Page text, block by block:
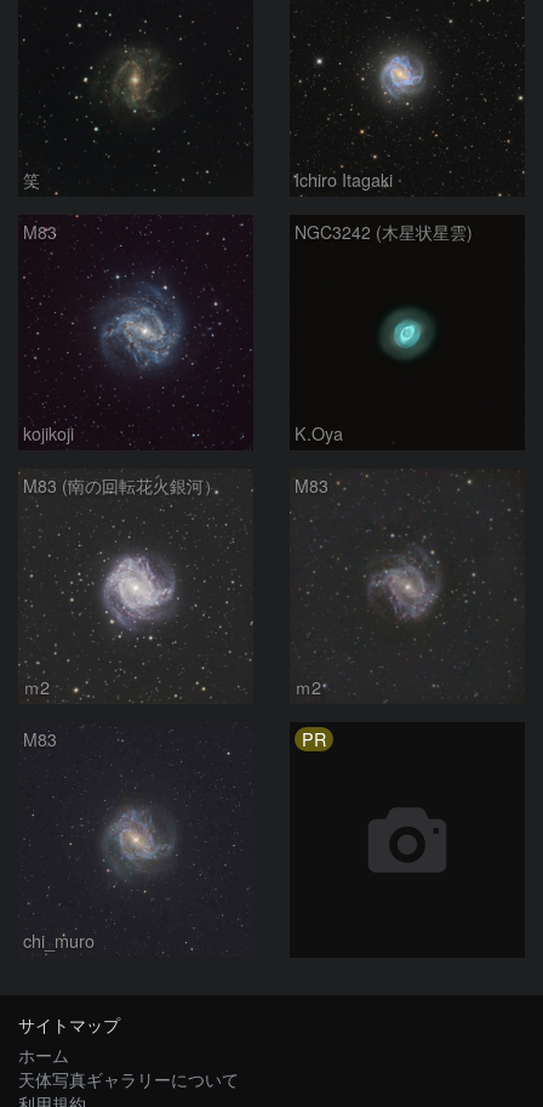
笑 Ichiro Itagaki
M83
kojikoji
NGC3242 (木星状星雲)
K.Oya
M83 (南の回転花火銀河）
ｍ2
M83
ｍ2
M83
chi_muro
PR
サイトマップ
ホーム
天体写真ギャラリーについて